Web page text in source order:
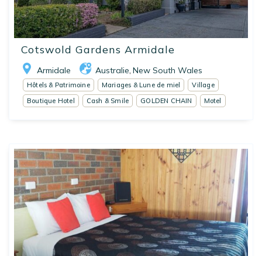
Cotswold Gardens Armidale
Armidale Australie New South Wales
Hôtels & Patrimoine Mariages & Lune de miel
Village
Boutique Hotel
Cash & Smile GOLDEN CHAIN Motel